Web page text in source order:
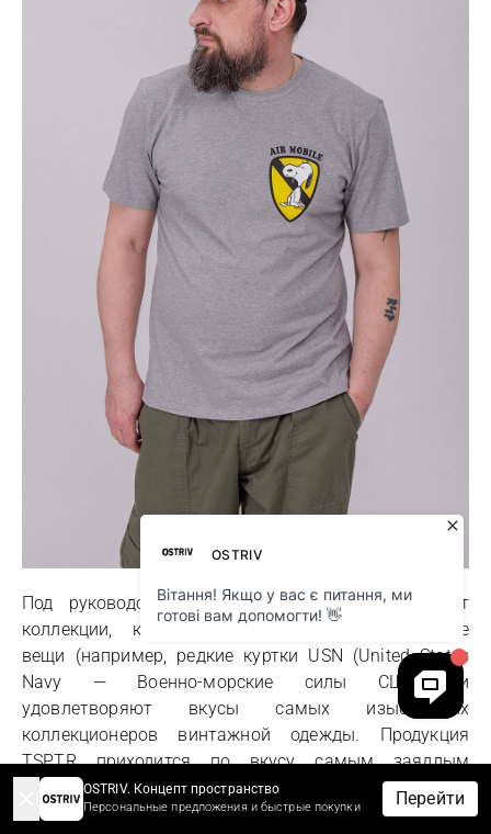
Под руководством Раса Гейтера бренд создает
коллекции, которые воспроизводят уникальные
вещи (например, редкие куртки USN (United States
Navy — Военно-морские силы США)) и
удовлетворяют вкусы самых изысканных
коллекционеров винтажной одежды. Продукция
TSPTR приходится по вкусу самым заядлым
энтузиастам.OSTRIV. Концепт пространство
Персональные предложения и быстрые покупки Перейти